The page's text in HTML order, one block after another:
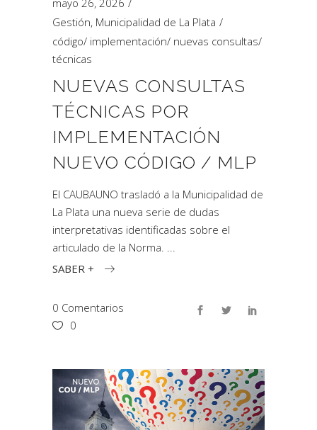
mayo 26, 2026
Gestión, Municipalidad de La Plata
código/ implementación/ nuevas consultas/
técnicas
NUEVAS CONSULTAS
TÉCNICAS POR
IMPLEMENTACIÓN
NUEVO CÓDIGO / MLP
El CAUBAUNO trasladó a la Municipalidad de
La Plata una nueva serie de dudas
interpretativas identificadas sobre el
articulado de la Norma.
SABER +
0 Comentarios
0